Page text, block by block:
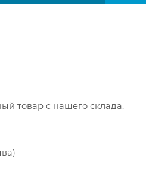
товар с нашего склада.